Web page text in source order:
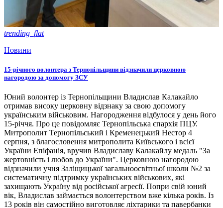
trending_flat
Новини
15-річного волонтера з Тернопільщини відзначили церковною
нагородою за допомогу ЗСУ
Юний волонтер із Тернопільщини Владислав Калакайло
отримав високу церковну відзнаку за свою допомогу
українським військовим. Нагородження відбулося у день його
15-річчя. Про це повідомляє Тернопільська єпархія ПЦУ.
Митрополит Тернопільський і Кременецький Нестор 4
серпня, з благословення митрополита Київського і всієї
України Епіфанія, вручив Владиславу Калакайлу медаль "За
жертовність і любов до України". Церковною нагородою
відзначили учня Заліщицької загальноосвітньої школи №2 за
систематичну підтримку українських військових, які
захищають Україну від російської агресії. Попри свій юний
вік, Владислав займається волонтерством вже кілька років. Із
13 років він самостійно виготовляє ліхтарики та павербанки